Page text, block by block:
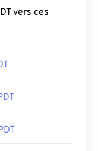
vers ces